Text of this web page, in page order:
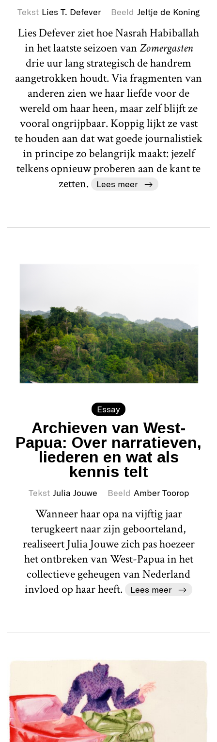
Tekst Lies T. Defever Beeld Jeltje de Koning
Lies Defever ziet hoe Nasrah Habiballah
in het laatste seizoen vanZomergasten
drie uur lang strategisch de handrem
aangetrokken houdt. Via fragmenten van
anderen zien we haar liefde voor de
wereld om haar heen, maar zelf blijft ze
vooral ongrijpbaar. Koppig lijkt ze vast
te houden aan dat wat goede journalistiek
in principe zo belangrijk maakt: jezelf
telkens opnieuw proberen aan de kant te
zetten.
Lees meer
Essay
Archieven van West-
Papua: Over narratieven,
liederen en wat als
kennis telt
Tekst Julia Jouwe Beeld Amber Toorop
Wanneer haar opa na vijftig jaar
terugkeert naar zijn geboorteland,
realiseert Julia Jouwe zich pas hoezeer
het ontbreken van West-Papua in het
collectieve geheugen van Nederland
invloed op haar heeft.
Lees meer